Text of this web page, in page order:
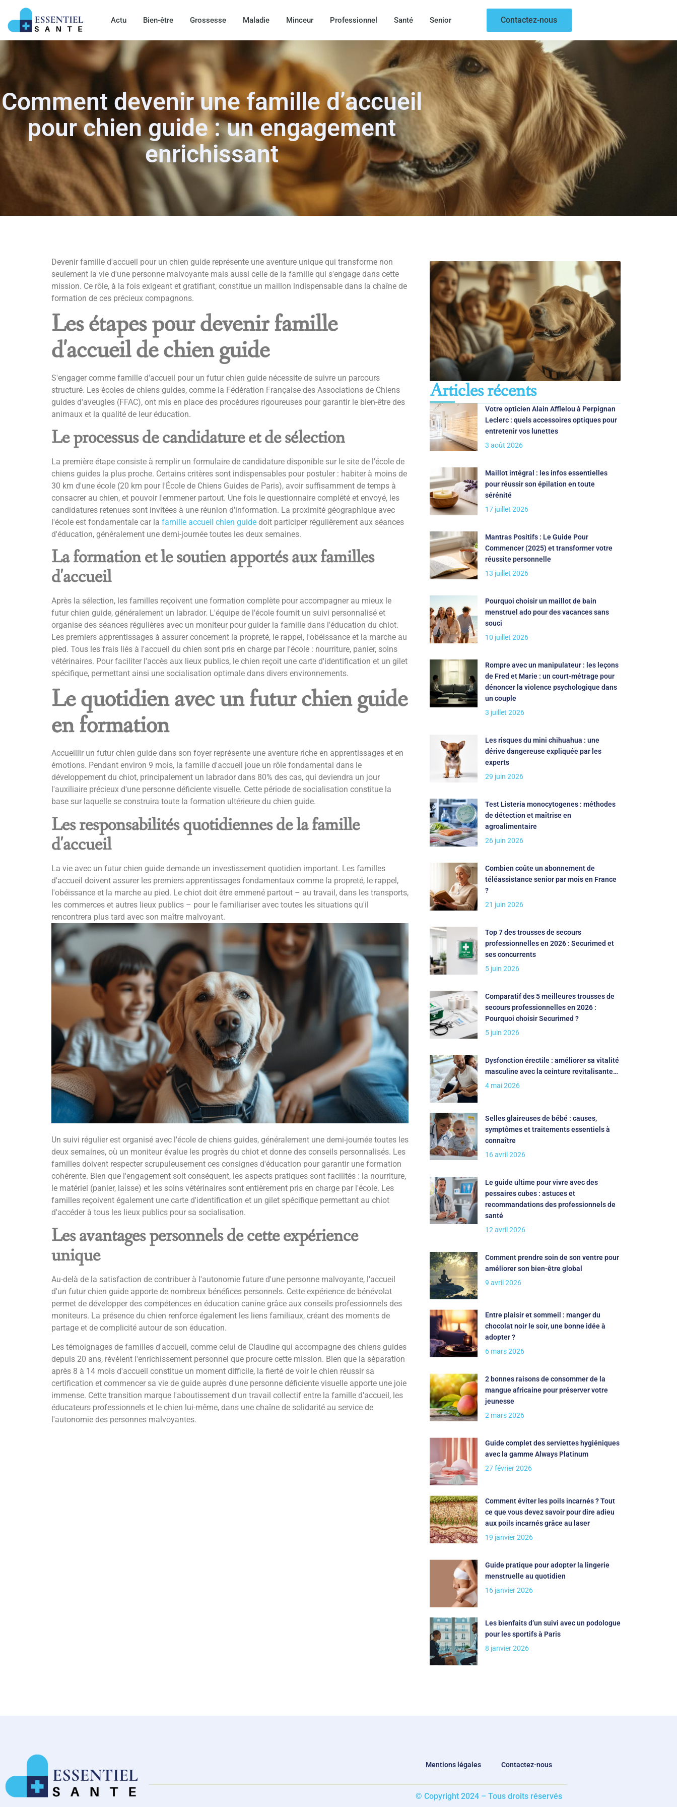
Actu Bien-être Grossesse Maladie Minceur Professionnel Santé Senior Contactez-nous
Comment devenir une famille d’accueil
pour chien guide : un engagement
enrichissant
Devenir famille d'accueil pour un chien guide représente une aventure unique qui transforme non
seulement la vie d'une personne malvoyante mais aussi celle de la famille qui s'engage dans cette
mission. Ce rôle, à la fois exigeant et gratifiant, constitue un maillon indispensable dans la chaîne de
formation de ces précieux compagnons.
Les étapes pour devenir famille
d'accueil de chien guide
S'engager comme famille d'accueil pour un futur chien guide nécessite de suivre un parcours
structuré. Les écoles de chiens guides, comme la Fédération Française des Associations de Chiens
guides d'aveugles (FFAC), ont mis en place des procédures rigoureuses pour garantir le bien-être des
animaux et la qualité de leur éducation.
Le processus de candidature et de sélection
La première étape consiste à remplir un formulaire de candidature disponible sur le site de l'école de
chiens guides la plus proche. Certains critères sont indispensables pour postuler : habiter à moins de
30 km d'une école (20 km pour l'École de Chiens Guides de Paris), avoir suffisamment de temps à
consacrer au chien, et pouvoir l'emmener partout. Une fois le questionnaire complété et envoyé, les
candidatures retenues sont invitées à une réunion d'information. La proximité géographique avec
l'école est fondamentale car la famille accueil chien guide doit participer régulièrement aux séances
d'éducation, généralement une demi-journée toutes les deux semaines.
La formation et le soutien apportés aux familles
d'accueil
Après la sélection, les familles reçoivent une formation complète pour accompagner au mieux le
futur chien guide, généralement un labrador. L'équipe de l'école fournit un suivi personnalisé et
organise des séances régulières avec un moniteur pour guider la famille dans l'éducation du chiot.
Les premiers apprentissages à assurer concernent la propreté, le rappel, l'obéissance et la marche au
pied. Tous les frais liés à l'accueil du chien sont pris en charge par l'école : nourriture, panier, soins
vétérinaires. Pour faciliter l'accès aux lieux publics, le chien reçoit une carte d'identification et un gilet
spécifique, permettant ainsi une socialisation optimale dans divers environnements.
Le quotidien avec un futur chien guide
en formation
Accueillir un futur chien guide dans son foyer représente une aventure riche en apprentissages et en
émotions. Pendant environ 9 mois, la famille d'accueil joue un rôle fondamental dans le
développement du chiot, principalement un labrador dans 80% des cas, qui deviendra un jour
l'auxiliaire précieux d'une personne déficiente visuelle. Cette période de socialisation constitue la
base sur laquelle se construira toute la formation ultérieure du chien guide.
Les responsabilités quotidiennes de la famille
d'accueil
La vie avec un futur chien guide demande un investissement quotidien important. Les familles
d'accueil doivent assurer les premiers apprentissages fondamentaux comme la propreté, le rappel,
l'obéissance et la marche au pied. Le chiot doit être emmené partout – au travail, dans les transports,
les commerces et autres lieux publics – pour le familiariser avec toutes les situations qu'il
rencontrera plus tard avec son maître malvoyant.
Un suivi régulier est organisé avec l'école de chiens guides, généralement une demi-journée toutes les
deux semaines, où un moniteur évalue les progrès du chiot et donne des conseils personnalisés. Les
familles doivent respecter scrupuleusement ces consignes d'éducation pour garantir une formation
cohérente. Bien que l'engagement soit conséquent, les aspects pratiques sont facilités : la nourriture,
le matériel (panier, laisse) et les soins vétérinaires sont entièrement pris en charge par l'école. Les
familles reçoivent également une carte d'identification et un gilet spécifique permettant au chiot
d'accéder à tous les lieux publics pour sa socialisation.
Les avantages personnels de cette expérience
unique
Au-delà de la satisfaction de contribuer à l'autonomie future d'une personne malvoyante, l'accueil
d'un futur chien guide apporte de nombreux bénéfices personnels. Cette expérience de bénévolat
permet de développer des compétences en éducation canine grâce aux conseils professionnels des
moniteurs. La présence du chien renforce également les liens familiaux, créant des moments de
partage et de complicité autour de son éducation.
Les témoignages de familles d'accueil, comme celui de Claudine qui accompagne des chiens guides
depuis 20 ans, révèlent l'enrichissement personnel que procure cette mission. Bien que la séparation
après 8 à 14 mois d'accueil constitue un moment difficile, la fierté de voir le chien réussir sa
certification et commencer sa vie de guide auprès d'une personne déficiente visuelle apporte une joie
immense. Cette transition marque l'aboutissement d'un travail collectif entre la famille d'accueil, les
éducateurs professionnels et le chien lui-même, dans une chaîne de solidarité au service de
l'autonomie des personnes malvoyantes.
Articles récents
Votre opticien Alain Afflelou à Perpignan
Leclerc : quels accessoires optiques pour
entretenir vos lunettes
3 août 2026
Maillot intégral : les infos essentielles
pour réussir son épilation en toute
sérénité
17 juillet 2026
Mantras Positifs : Le Guide Pour
Commencer (2025) et transformer votre
réussite personnelle
13 juillet 2026
Pourquoi choisir un maillot de bain
menstruel ado pour des vacances sans
souci
10 juillet 2026
Rompre avec un manipulateur : les leçons
de Fred et Marie : un court-métrage pour
dénoncer la violence psychologique dans
un couple
3 juillet 2026
Les risques du mini chihuahua : une
dérive dangereuse expliquée par les
experts
29 juin 2026
Test Listeria monocytogenes : méthodes
de détection et maîtrise en
agroalimentaire
26 juin 2026
Combien coûte un abonnement de
téléassistance senior par mois en France
?
21 juin 2026
Top 7 des trousses de secours
professionnelles en 2026 : Securimed et
ses concurrents
5 juin 2026
Comparatif des 5 meilleures trousses de
secours professionnelles en 2026 :
Pourquoi choisir Securimed ?
5 juin 2026
Dysfonction érectile : améliorer sa vitalité
masculine avec la ceinture revitalisante…
4 mai 2026
Selles glaireuses de bébé : causes,
symptômes et traitements essentiels à
connaître
16 avril 2026
Le guide ultime pour vivre avec des
pessaires cubes : astuces et
recommandations des professionnels de
santé
12 avril 2026
Comment prendre soin de son ventre pour
améliorer son bien-être global
9 avril 2026
Entre plaisir et sommeil : manger du
chocolat noir le soir, une bonne idée à
adopter ?
6 mars 2026
2 bonnes raisons de consommer de la
mangue africaine pour préserver votre
jeunesse
2 mars 2026
Guide complet des serviettes hygiéniques
avec la gamme Always Platinum
27 février 2026
Comment éviter les poils incarnés ? Tout
ce que vous devez savoir pour dire adieu
aux poils incarnés grâce au laser
19 janvier 2026
Guide pratique pour adopter la lingerie
menstruelle au quotidien
16 janvier 2026
Les bienfaits d’un suivi avec un podologue
pour les sportifs à Paris
8 janvier 2026
Mentions légales Contactez-nous
© Copyright 2024 – Tous droits réservés